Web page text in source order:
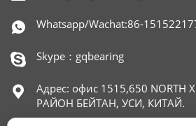
 Whatsapp/Wachat:86-
 Skype：gqbearing

Адрес: офис 1515,650 NORTH
РАЙОН БЕЙТАН, УСИ, КИТАЙ.